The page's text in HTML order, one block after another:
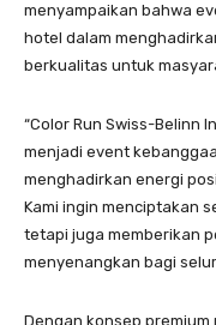
menyampaikan bahwa
hotel dalam
berkualitas untuk
“Color Run Swiss-Belinn
menjadi event
menghadirkan energi
Kami ingin menciptakan
tetapi juga memberikan
menyenangkan bagi
Dengan konsep premium